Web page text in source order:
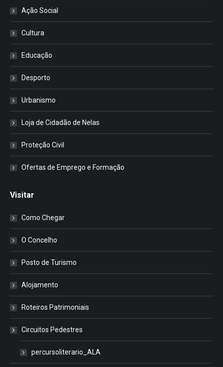
Ação Social
Cultura
Educação
Desporto
Urbanismo
Loja de Cidadão de Nelas
Proteção Civil
Ofertas de Emprego e Formação
Visitar
Como Chegar
O Concelho
Posto de Turismo
Alojamento
Roteiros Patrimoniais
Circuitos Pedestres
percursoliterario_ALA